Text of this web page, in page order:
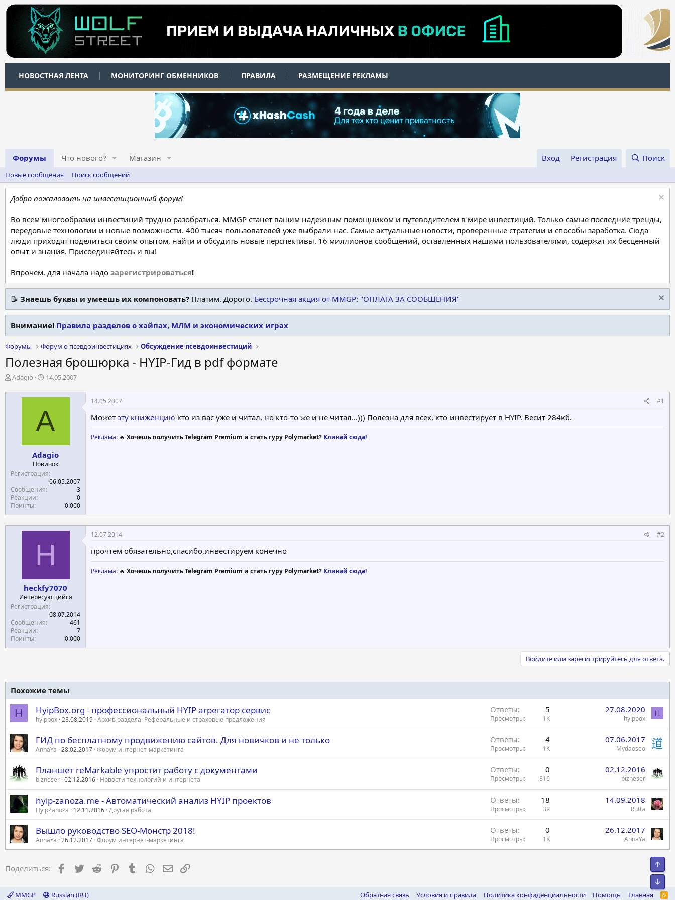
НОВОСТНАЯ ЛЕНТА МОНИТОРИНГ ОБМЕННИКОВ ПРАВИЛА РАЗМЕЩЕНИЕ РЕКЛАМЫ
Форумы Что нового? Магазин Вход Регистрация Поиск
Новые сообщения Поиск сообщений
Добро пожаловать на инвестиционный форум!
Во всем многообразии инвестиций трудно разобраться. MMGP станет вашим надежным помощником и путеводителем в мире инвестиций. Только самые последние тренды,
передовые технологии и новые возможности. 400 тысяч пользователей уже выбрали нас. Самые актуальные новости, проверенные стратегии и способы заработка. Сюда
люди приходят поделиться своим опытом, найти и обсудить новые перспективы. 16 миллионов сообщений, оставленных нашими пользователями, содержат их бесценный
опыт и знания. Присоединяйтесь и вы!
Впрочем, для начала надо зарегистрироваться!
📝 Знаешь буквы и умеешь их компоновать? Платим. Дорого. Бессрочная акция от MMGP: "ОПЛАТА ЗА СООБЩЕНИЯ"
Внимание! Правила разделов о хайпах, МЛМ и экономических играх
Форумы Форум о псевдоинвестициях Обсуждение псевдоинвестиций
Полезная брошюрка - HYIP-Гид в pdf формате
А
т
Adagio
Д
т
н
а
а
14.05.2007
A
Adagio
Новичок
Регистрация
06.05.2007
Сообщения
3
Реакции
0
Поинты
0.000
14.05.2007 #1
Может эту книженцию кто из вас уже и читал, но кто-то же и не читал...))) Полезна для всех, кто инвестирует в HYIP. Весит 284кб.
Реклама: 🔥 Хочешь получить Telegram Premium и стать гуру Polymarket? Кликай сюда!
H
heckfy7070
Интересующийся
Регистрация
08.07.2014
Сообщения
461
Реакции
7
Поинты
0.000
12.07.2014 #2
прочтем обязательно,спасибо,инвестируем конечно
Реклама: 🔥 Хочешь получить Telegram Premium и стать гуру Polymarket? Кликай сюда!
Войдите или зарегистрируйтесь для ответа.
Похожие темы
H HyipBox.org - профессиональный HYIP агрегатор сервис
hyipbox 28.08.2019 Архив раздела: Реферальные и страховые предложения
Ответы 5
Просмотры 1K
27.08.2020
hyipbox
H
ГИД по бесплатному продвижению сайтов. Для новичков и не только
AnnaYa 28.02.2017 Форум интернет-маркетинга
Ответы 4
Просмотры 1K
07.06.2017
Mydaoseo
Планшет reMarkable упростит работу с документами
bizneser 02.12.2016 Новости технологий и интернета
Ответы 0
Просмотры 816
02.12.2016
bizneser
hyip-zanoza.me - Автоматический анализ HYIP проектов
HyipZanoza 12.11.2016 Другая работа
Ответы 18
Просмотры 3K
14.09.2018
Rutta
Вышло руководство SEO-Монстр 2018!
AnnaYa 26.12.2017 Форум интернет-маркетинга
Ответы 0
Просмотры 1K
26.12.2017
AnnaYa
Поделиться: Facebook
Twitter Reddit PinterestTumblrWhatsAppЭлектронная почта
MMGP Russian (RU) Обратная связь Условия и правила Политика конфиденциальности Помощь Главная
R